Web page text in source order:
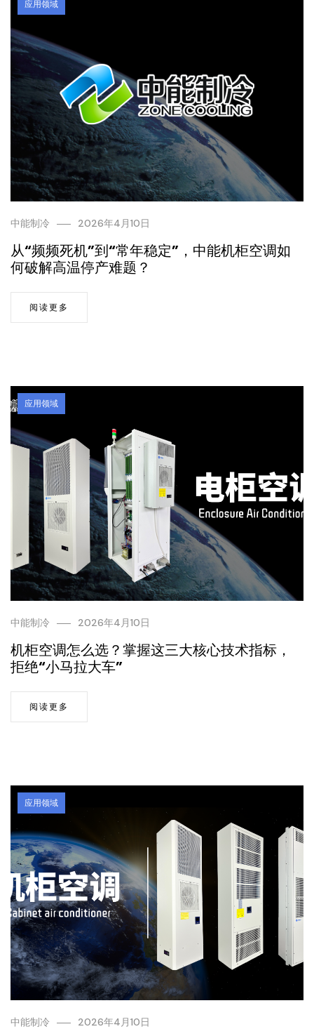
应用领域
中能制冷 2026年4月10日
从“频频死机”到“常年稳定”，中能机柜空调如
何破解高温停产难题？
阅读更多
应用领域
中能制冷 2026年4月10日
机柜空调怎么选？掌握这三大核心技术指标，
拒绝“小马拉大车”
阅读更多
应用领域
中能制冷 2026年4月10日